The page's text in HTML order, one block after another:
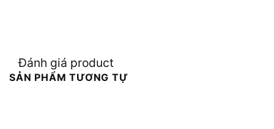
Đánh giá product
SẢN PHẨM TƯƠNG TỰ